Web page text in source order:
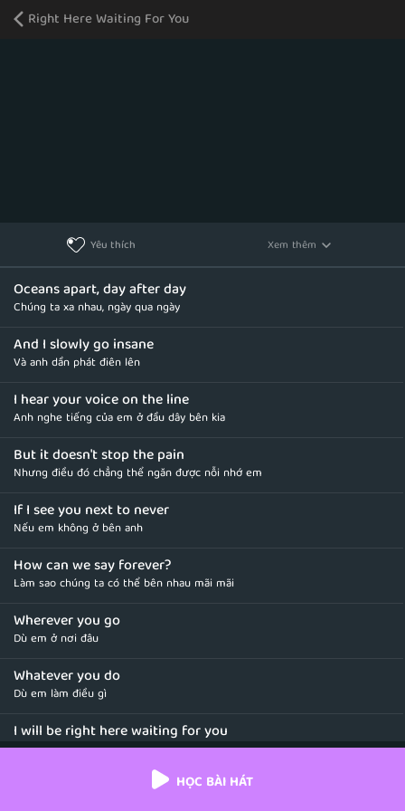
Right Here Waiting For You
Yêu thích Xem thêm
Oceans apart, day after day
Chúng ta xa nhau, ngày qua ngày
And I slowly go insane
Và anh dần phát điên lên
I hear your voice on the line
Anh nghe tiếng của em ở đầu dây bên kia
But it doesn't stop the pain
Nhưng điều đó chẳng thể ngăn được nỗi nhớ em
If I see you next to never
Nếu em không ở bên anh
How can we say forever?
Làm sao chúng ta có thể bên nhau mãi mãi
Wherever you go
Dù em ở nơi đâu
Whatever you do
Dù em làm điều gì
I will be right here waiting for you
Anh sẽ vẫn mãi ở đây để chờ đợi em
HỌC BÀI HÁT